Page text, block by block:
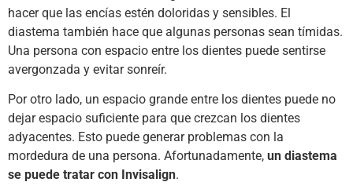
hacer que las encías estén doloridas y sensibles. El
diastema también hace que algunas personas sean tímidas.
Una persona con espacio entre los dientes puede sentirse
avergonzada y evitar sonreír.
Por otro lado, un espacio grande entre los dientes puede no
dejar espacio suficiente para que crezcan los dientes
adyacentes. Esto puede generar problemas con la
mordedura de una persona. Afortunadamente, un diastema
se puede tratar con Invisalign.